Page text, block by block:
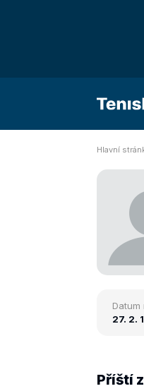
Hlavní
Datum
27. 2.
Příští